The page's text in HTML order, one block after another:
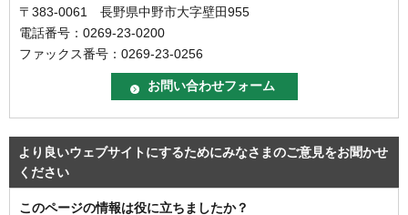
〒383-0061 長野県中野市大字壁田955
電話番号：0269-23-0200
ファックス番号：0269-23-0256
より良いウェブサイトにするためにみなさまのご意見をお聞かせ
ください
このページの情報は役に立ちましたか？